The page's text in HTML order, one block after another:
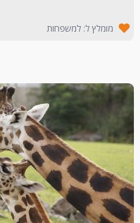
מומלץ ל: למשפחות